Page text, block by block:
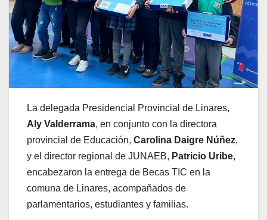
La delegada Presidencial Provincial de Linares,
Aly Valderrama, en conjunto con la directora
provincial de Educación, Carolina Daigre Núñez,
y el director regional de JUNAEB, Patricio Uribe,
encabezaron la entrega de Becas TIC en la
comuna de Linares, acompañados de
parlamentarios, estudiantes y familias.